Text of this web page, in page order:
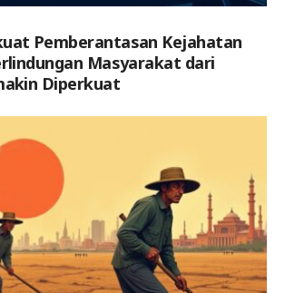
Pemberantasan Kejahatan
Masyarakat dari
Diperkuat